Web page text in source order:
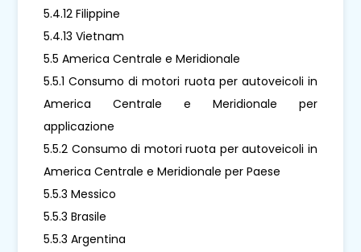
5.4.12 Filippine
5.4.13 Vietnam
5.5 America Centrale e Meridionale
5.5.1 Consumo di motori ruota per autoveicoli in
America Centrale e Meridionale per
applicazione
5.5.2 Consumo di motori ruota per autoveicoli in
America Centrale e Meridionale per Paese
5.5.3 Messico
5.5.3 Brasile
5.5.3 Argentina